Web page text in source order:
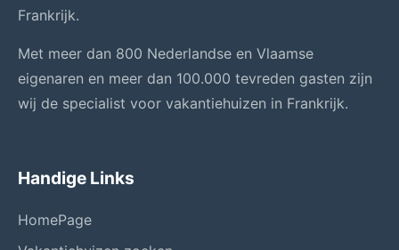
Frankrijk.
Met meer dan 800 Nederlandse en Vlaamse
eigenaren en meer dan 100.000 tevreden gasten zijn
wij de specialist voor vakantiehuizen in Frankrijk.
Handige Links
HomePage